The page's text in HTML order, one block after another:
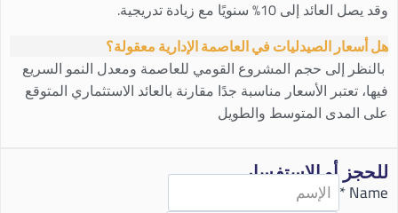
وقد يصل العائد إلى 10% سنويًا مع زيادة تدريجية.
هل أسعار الصيدليات في العاصمة الإدارية معقولة؟
بالنظر إلى حجم المشروع القومي للعاصمة ومعدل النمو السريع
فيها، تعتبر الأسعار مناسبة جدًا مقارنة بالعائد الاستثماري المتوقع
على المدى المتوسط والطويل
للحجز أو الاستفسار
Name
*